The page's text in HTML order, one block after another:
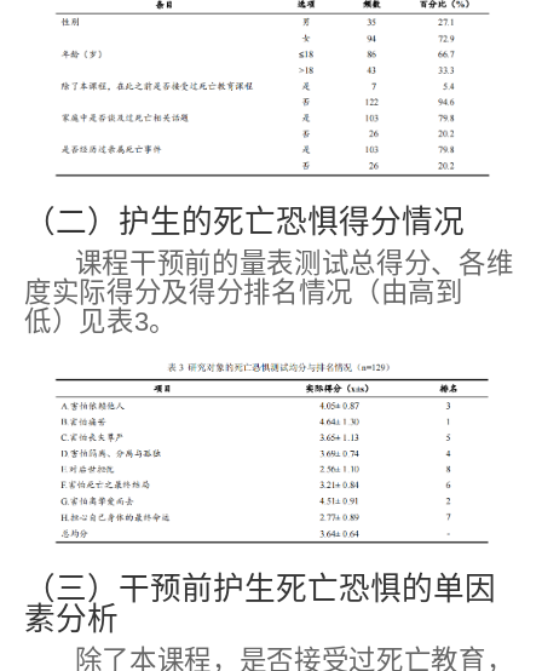
（二）护生的死亡恐惧得分情况
课程干预前的量表测试总得分、各维
度实际得分及得分排名情况（由高到
低）见表3。
（三）干预前护生死亡恐惧的单因
素分析
除了本课程，是否接受过死亡教育，